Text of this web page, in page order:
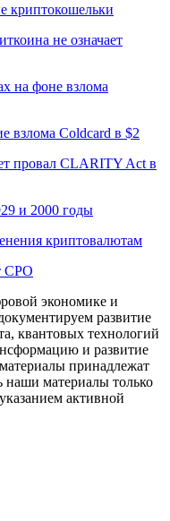
криптокошельки
не означает
на фоне взлома
взлома Coldcard в $2
провал CLARITY Act в
и 2000 годы
криптовалютам
СРО
экономике и
развитие
квантовых технологий
и развитие
принадлежат
материалы только
активной